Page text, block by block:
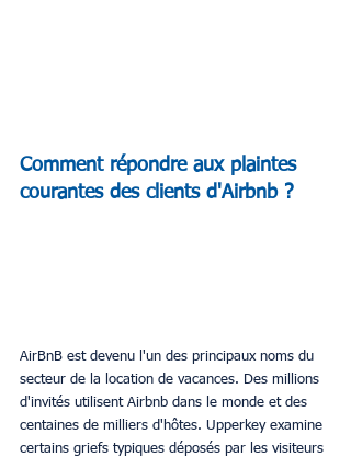
Comment répondre aux plaintes
courantes des clients d'Airbnb ?
AirBnB est devenu l'un des principaux noms du
secteur de la location de vacances. Des millions
d'invités utilisent Airbnb dans le monde et des
centaines de milliers d'hôtes. Upperkey examine
certains griefs typiques déposés par les visiteurs